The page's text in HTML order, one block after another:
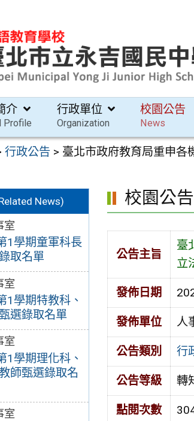
介
Profile
行政單位
Organization
校園公告
News
行政公告 > 臺北市政府教育局重申各
News)
室
1學期童軍科長
取名單
室
1學期特教科、
選錄取名單
室
1學期理化科、
師甄選錄取名
室
校園公告
公告主旨
臺
立
發佈日期
發佈單位 人
公告類別 行
公告等級 轉
點閱次數